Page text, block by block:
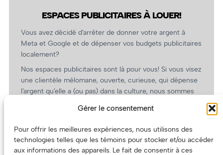
Gérer le consentement
Pour offrir les meilleures expériences, nous utilisons des
technologies telles que les témoins pour stocker et/ou accéder
aux informations des appareils. Le fait de consentir à ces
ESPACES PUBLICITAIRES À LOUER!
Vous avez décidé d’arrêter de donner votre argent à
Meta et Google et de dépenser vos budgets publicitaires
localement?
Nos espaces publicitaires sont là pour vous! Si vous visez
une clientèle mélomane, ouverte, curieuse, qui dépense
l’argent qu’elle a (ou pas) dans la culture, nous sommes
revient.
(Oui, on va avoir des tarifs spéciaux pour vous, les